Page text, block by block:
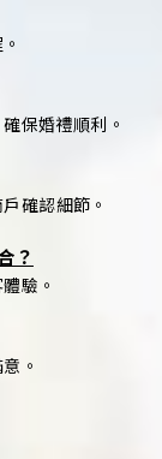
保婚禮順利。
確認細節。
？
驗。
。